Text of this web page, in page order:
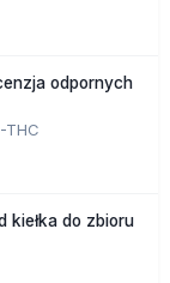
odpornych
THC
kiełka do zbioru